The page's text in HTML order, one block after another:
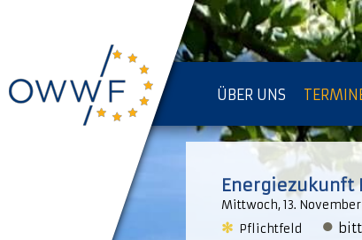
ÜBER UNS
IMPRESSUM [KOPIE]
Energiezukunft
Mittwoch, 13.
✻ Pflichtfeld ●